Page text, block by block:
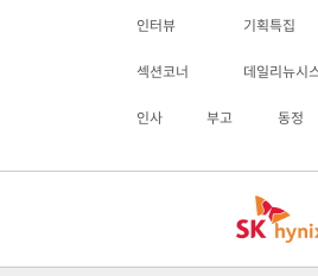
인터뷰 기획특집
섹션코너 데일리뉴시
인사 부고 동정